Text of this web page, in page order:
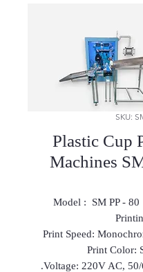
Plastic Cup
Machines
Model : SM PP - 80
Print Speed:
Print Color:
Voltage: 220V AC,